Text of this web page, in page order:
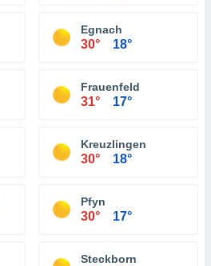
Egnach
30° 18°
Frauenfeld
31° 17°
Kreuzlingen
30° 18°
Pfyn
30° 17°
Steckborn